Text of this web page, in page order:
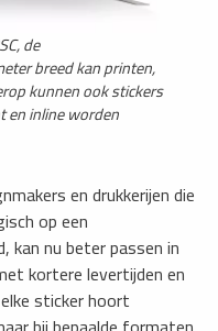
de
breed kan printen,
kunnen ook stickers
en inline worden
en drukkerijen die
op een
nu beter passen in
kortere levertijden en
sticker hoort